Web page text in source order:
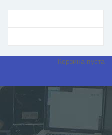
Корзина пуста